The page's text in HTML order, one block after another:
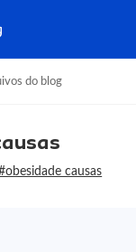
do blog
causas